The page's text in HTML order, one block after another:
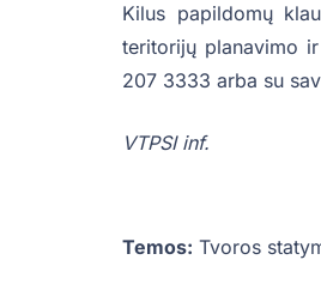
Kilus papildomų
teritorijų planavimo
207 3333 arba su
VTPSI inf.
Temos: Tvoros